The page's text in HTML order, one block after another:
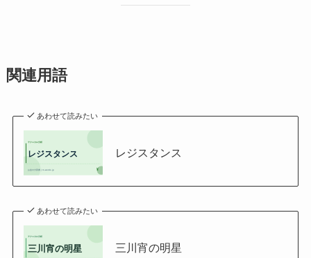
関連用語
あわせて読みたい
レジスタンス
あわせて読みたい
三川宵の明星